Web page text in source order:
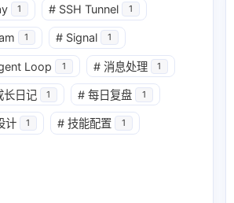
的领域
2 Agent Runtime1 Cron
Hooks1 Nodes
1 # SSH Tunnel 1
1 # Signal 1
Loop 1 # 消息处理 1
长日记 1 # 每日复盘 1
计 1 # 技能配置 1